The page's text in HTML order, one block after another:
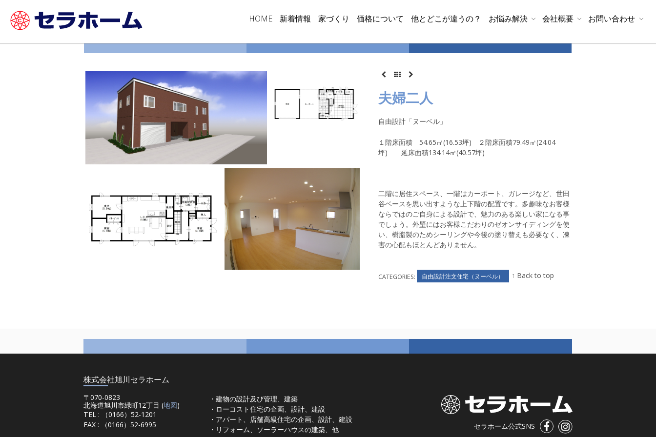
HOME 新着情報 家づくり 価格について 他とどこが違うの？ お悩み解決 会社概要 お問い合わせ
夫婦二人
自由設計「ヌーベル」
１階床面積 54.65㎡(16.53坪) ２階床面積79.49㎡(24.04
坪) 延床面積134.14㎡(40.57坪)
二階に居住スペース、一階はカーポート、ガレージなど、世田
谷ベースを思い出すような上下階の配置です。多趣味なお客様
ならではのご自身による設計で、魅力のある楽しい家になる事
でしょう。外壁にはお客様こだわりのゼオンサイディングを使
い、樹脂製のためシーリングや今後の塗り替えも必要なく、凍
害の心配もほとんどありません。
CATEGORIES: 自由設計注文住宅（ヌーベル） ↑ Back to top
株式会社旭川セラホーム
〒070-0823
北海道旭川市緑町12丁目 (地図)
TEL : （0166）52-1201
FAX : （0166）52-6995
・建物の設計及び管理、建築
・ローコスト住宅の企画、設計、建設
・アパート、店舗高級住宅の企画、設計、建設
・リフォーム、ソーラーハウスの建築、他
セラホーム公式SNS